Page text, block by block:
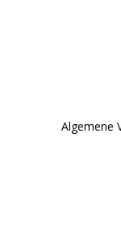
Algemene